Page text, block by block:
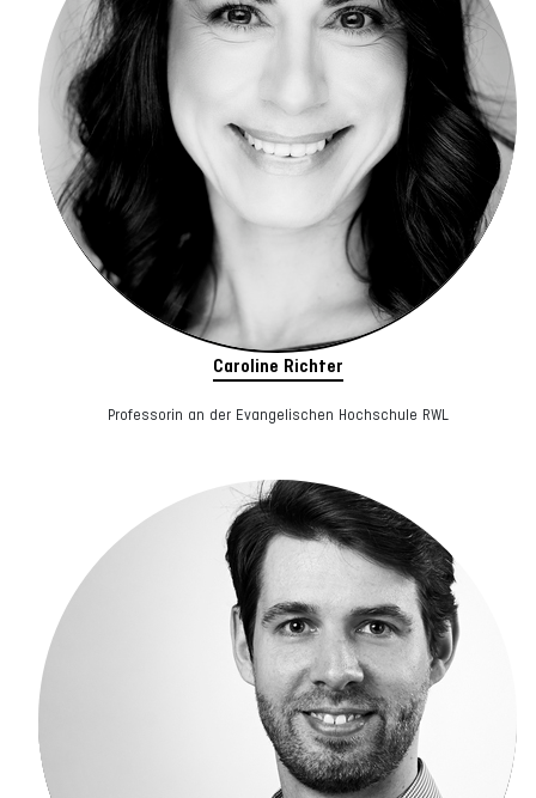
Caroline Richter
Professorin an der Evangelischen Hochschule RWL